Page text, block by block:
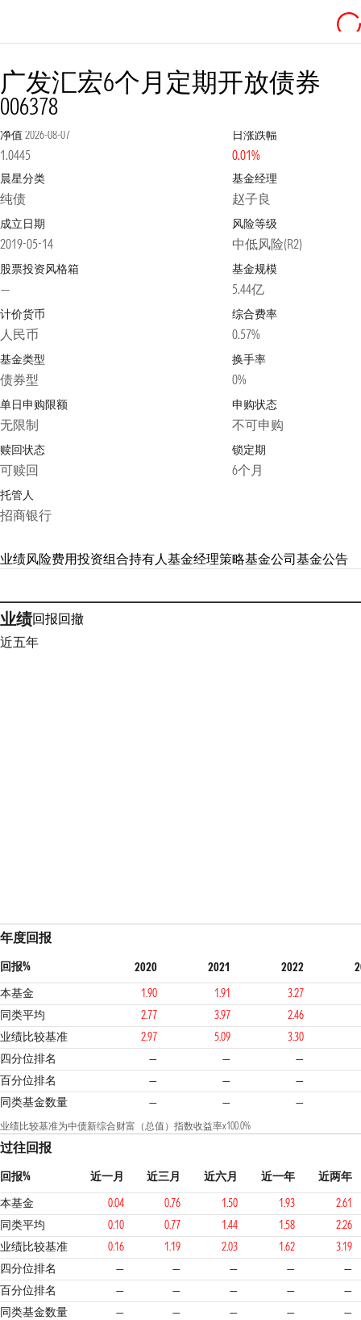
广发汇宏6个月定期开放债券
006378
净值 2026-08-07
1.0445
日涨跌幅
0.01%
晨星分类
纯债
基金经理
赵子良
成立日期
2019-05-14
风险等级
中低风险(R2)
股票投资风格箱
—
基金规模
5.44亿
计价货币
人民币
综合费率
0.57%
基金类型
债券型
换手率
0%
单日申购限额
无限制
申购状态
不可申购
赎回状态
可赎回
锁定期
6个月
托管人
招商银行
业绩风险费用投资组合持有人基金经理策略基金公司基金公告
业绩回报回撤
近五年
年度回报
回报% 2020 2021 2022
本基金
1.90 1.91
3.27
同类平均
2.77 3.97
2.46
业绩比较基准
2.97 5.09
3.30
四分位排名
— —
—
百分位排名
— —
—
同类基金数量
— — —
业绩比较基准为中债新综合财富（总值）指数收益率x100.0%
过往回报
回报% 近一月 近三月 近六月 近一年
近两年
本基金
0.04 0.76 1.50 1.93
2.61
同类平均
0.10 0.77 1.44 1.58
2.26
业绩比较基准
0.16 1.19 2.03 1.62
3.19
四分位排名
— — — —
—
百分位排名
— — — —
—
同类基金数量
— — — — —